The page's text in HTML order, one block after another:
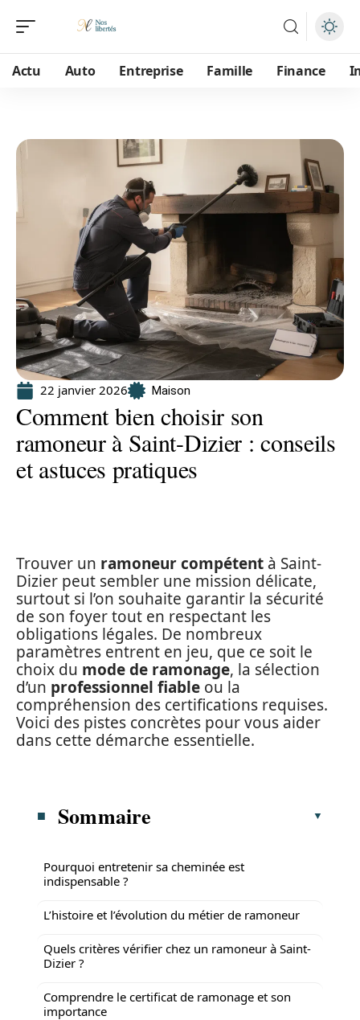
Actu Auto Entreprise Famille Finance
22 janvier 2026 Maison
Comment bien choisir son
ramoneur à Saint-Dizier : conseils
et astuces pratiques
Trouver un ramoneur compétent à Saint-
Dizier peut sembler une mission délicate,
surtout si l’on souhaite garantir la sécurité
de son foyer tout en respectant les
obligations légales. De nombreux
paramètres entrent en jeu, que ce soit le
choix du mode de ramonage, la sélection
d’un professionnel fiable ou la
compréhension des certifications requises.
Voici des pistes concrètes pour vous aider
dans cette démarche essentielle.
Sommaire
Pourquoi entretenir sa cheminée est
indispensable ?
L’histoire et l’évolution du métier de ramoneur
Quels critères vérifier chez un ramoneur à Saint-
Dizier ?
Comprendre le certificat de ramonage et son
importance